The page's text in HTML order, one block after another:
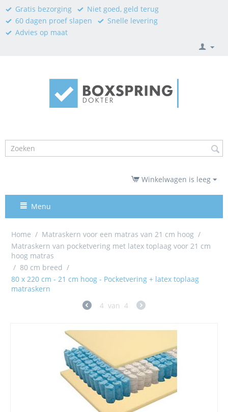
Gratis bezorging
Niet goed, geld terug
60 dagen proef slapen
Snelle levering
Advies op maat
Winkelwagen is leeg
Menu
Home / Matraskern voor een matras van 21 cm hoog /
Matraskern van pocketvering met latex toplaag voor 21 cm
hoog matras
/ 80 cm breed /
80 x 220 cm - 21 cm hoog - Pocketvering + latex toplaag
matraskern
4 van 4